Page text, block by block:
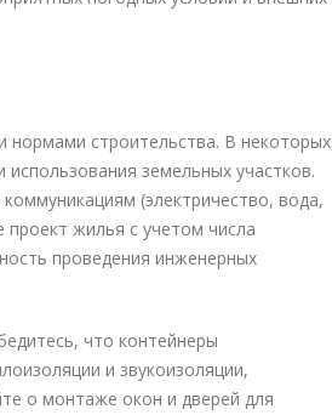
нормами строительства. В некоторых
земельных участков.
(электричество, вода,
проект жилья с учетом числа
проведения инженерных
что контейнеры
и звукоизоляции,
о монтаже окон и дверей для